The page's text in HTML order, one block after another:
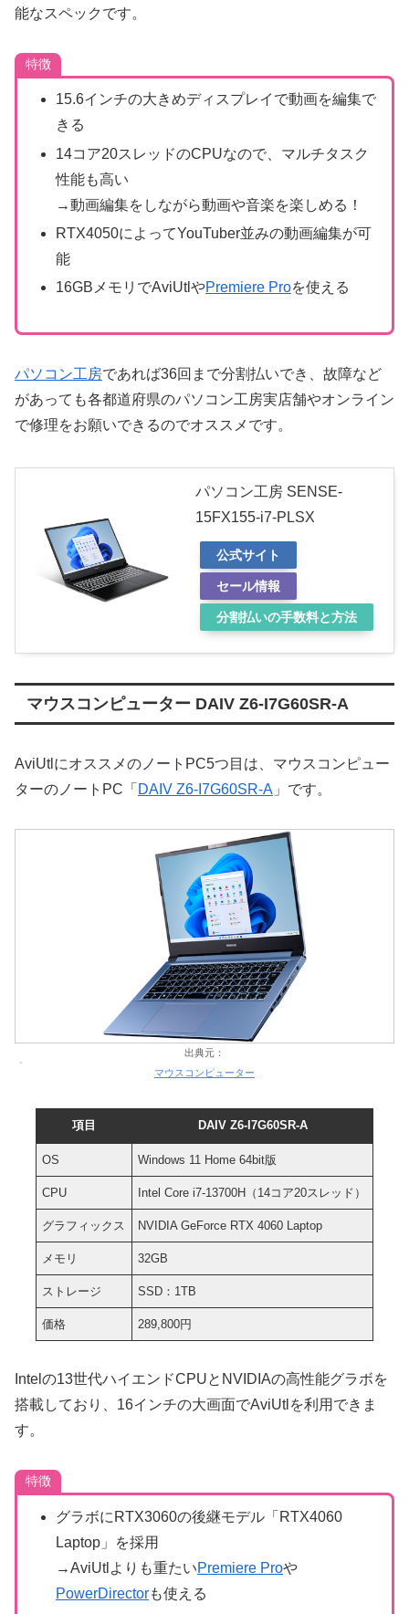
能なスペックです。
特徴
15.6インチの大きめディスプレイで動画を編集で
きる
14コア20スレッドのCPUなので、マルチタスク
性能も高い
→動画編集をしながら動画や音楽を楽しめる！
RTX4050によってYouTuber並みの動画編集が可
能
16GBメモリでAviUtlやPremiere Proを使える
パソコン工房であれば36回まで分割払いでき、故障など
があっても各都道府県のパソコン工房実店舗やオンライン
で修理をお願いできるのでオススメです。
パソコン工房 SENSE-
15FX155-i7-PLSX
公式サイト
セール情報
分割払いの手数料と方法
マウスコンピューター DAIV Z6-I7G60SR-A
AviUtlにオススメのノートPC5つ目は、マウスコンピュー
ターのノートPC「 DAIV Z6-I7G60SR-A 」です。
出典元：
マウスコンピューター
項目 DAIV Z6-I7G60SR-A
OS Windows 11 Home 64bit版
CPU Intel Core i7-13700H（14コア20スレッド）
グラフィックス NVIDIA GeForce RTX 4060 Laptop
メモリ 32GB
ストレージ SSD：1TB
価格 289,800円
Intelの13世代ハイエンドCPUとNVIDIAの高性能グラボを
搭載しており、16インチの大画面でAviUtlを利用できま
す。
特徴
グラボにRTX3060の後継モデル「RTX4060
Laptop」を採用
→AviUtlよりも重たいPremiere Proや
PowerDirectorも使える